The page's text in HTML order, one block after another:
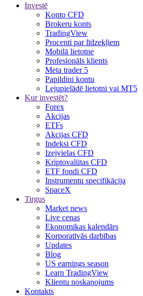
Investē
Konto CFD
Brokeru konts
TradingView
Procenti par līdzekļiem
Mobilā lietotne
Profesionāls klients
Meta trader 5
Papildini kontu
Lejupielādē lietotni vai MT5
Kur investēt?
Forex
Akcijas
ETFs
Akcijas CFD
Indeksi CFD
Izejvielas CFD
Kriptovalūtas CFD
ETF fondi CFD
Instrumentu specifikācija
SpaceX
Tirgus
Market news
Live cenas
Ekonomikas kalendārs
Korporatīvās darbības
Updates
Blog
US earnings season
Learn TradingView
Klientu noskaņojums
Kontakts